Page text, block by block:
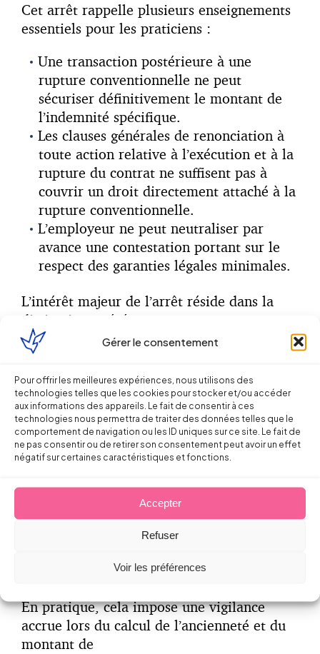
Gérer le consentement
Pour offrir les meilleures expériences, nous utilisons des
technologies telles que les cookies pour stocker et/ou accéder
aux informations des appareils. Le fait de consentir à ces
technologies nous permettra de traiter des données telles que le
comportement de navigation ou les ID uniques sur ce site. Le fait de
ne pas consentir ou de retirer son consentement peut avoir un effet
négatif sur certaines caractéristiques et fonctions.
Accepter
Refuser
Voir les préférences
Cet arrêt rappelle plusieurs enseignements
essentiels pour les praticiens :
Une transaction postérieure à une
rupture conventionnelle ne peut
sécuriser définitivement le montant de
l’indemnité spécifique.
Les clauses générales de renonciation à
toute action relative à l’exécution et à la
rupture du contrat ne suffisent pas à
couvrir un droit directement attaché à la
rupture conventionnelle.
L’employeur ne peut neutraliser par
avance une contestation portant sur le
respect des garanties légales minimales.
L’intérêt majeur de l’arrêt réside dans la
distinction opérée entre :
les différends relatifs à l’exécution du
contrat (conditions de travail, primes,
rémunération variable, etc.), qui
peuvent faire l’objet d’une transaction ;
et les éléments inhérents à la rupture
conventionnelle elle-même, qui
échappent à la transaction postérieure.
La Cour protège ainsi l’ordre public social
attaché à la rupture conventionnelle et
confirme que celle-ci ne peut être
aménagée par un accord transactionnel
En pratique, cela impose une vigilance
accrue lors du calcul de l’ancienneté et du
montant de